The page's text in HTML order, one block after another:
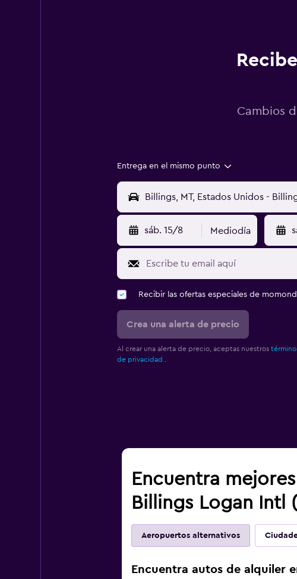
Cambios
Entrega en el mismo punto
sáb. 15/8 Mediodía
Recibir las ofertas especiales de
Crea una alerta de precio
Al crear una alerta de precio, aceptas nuestros
de privacidad.
Encuentra
Billings Logan Intl
Aeropuertos alternativos
Encuentra autos de alquiler